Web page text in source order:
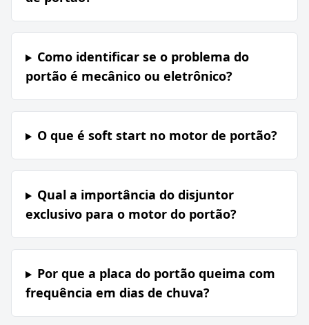
Como identificar se o problema do
portão é mecânico ou eletrônico?
O que é soft start no motor de portão?
Qual a importância do disjuntor
exclusivo para o motor do portão?
Por que a placa do portão queima com
frequência em dias de chuva?